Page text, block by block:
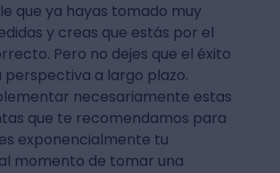
que ya hayas tomado muy
y creas que estás por el
Pero no dejes que el éxito
perspectiva a largo plazo.
necesariamente estas
que te recomendamos para
exponencialmente tu
momento de tomar una